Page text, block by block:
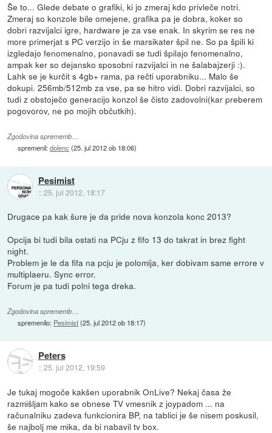
Še to... Glede debate o grafiki, ki jo zmeraj kdo privleče notri.
Zmeraj so konzole bile omejene, grafika pa je dobra, koker so
dobri razvijalci igre, hardware je za vse enak. In skyrim se res ne
more primerjat s PC verzijo in še marsikater špil ne. So pa špili ki
izgledajo fenomenalno, ponavadi se tudi špilajo fenomenalno,
ampak ker so dejansko sposobni razvijalci in ne šalabajzerji :).
Lahk se je kurčit s 4gb+ rama, pa rečti uporabniku... Malo še
dokupi. 256mb/512mb za vse, pa se hitro vidi. Dobri razvijalci, so
tudi z obstoječo generacijo konzol še čisto zadovolni(kar preberem
pogovorov, ne po mojih občutkih).
Zgodovina sprememb…
spremenil:dolenc (25. jul 2012 ob 18:06)
Pesimist
::25. jul 2012, 18:17
Drugace pa kak šure je da pride nova konzola konc 2013?
Opcija bi tudi bila ostati na PCju z fifo 13 do takrat in brez fight
night.
Problem je le da fifa na pcju je polomija, ker dobivam same errore v
multiplaeru. Sync error.
Forum je pa tudi polni tega dreka.
Zgodovina sprememb…
spremenilo: Pesimist(25. jul 2012 ob 18:17)
Peters
::25. jul 2012, 19:59
Je tukaj mogoče kakšen uporabnik OnLive? Nekaj časa že
razmišljam kako se obnese TV vmesnik z joypadom ... na
računalniku zadeva funkcionira BP, na tablici je še nisem poskusil,
še najbolj me mika, da bi nabavil tv box.